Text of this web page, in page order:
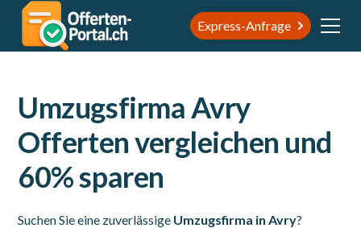
Express-Anfrage
Umzugsfirma Avry
Offerten vergleichen und
60% sparen
Suchen Sie eine zuverlässige Umzugsfirma in Avry?